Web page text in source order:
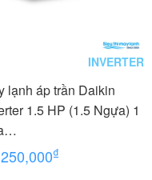
INVERTER
lạnh áp trần Daikin
1.5 HP (1.5 Ngựa) 1
RZFC40EVM+
₫